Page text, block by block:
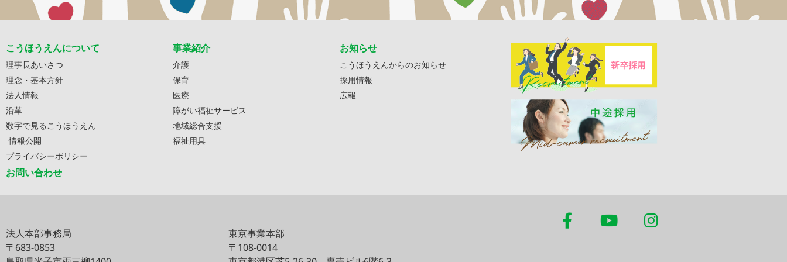
こうほうえんについて
理事長あいさつ
理念・基本方針
法人情報
沿革
数字で見るこうほうえん
情報公開
プライバシーポリシー
お問い合わせ
事業紹介
介護
保育
医療
障がい福祉サービス
地域総合支援
福祉用具
お知らせ
こうほうえんからのお知らせ
採用情報
広報
法人本部事務局
〒683-0853
東京事業本部
〒108-0014